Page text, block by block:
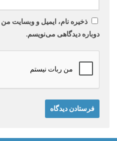
ذخیره نام، ایمیل و وبسایت
دوباره دیدگاهی می‌نویسم.